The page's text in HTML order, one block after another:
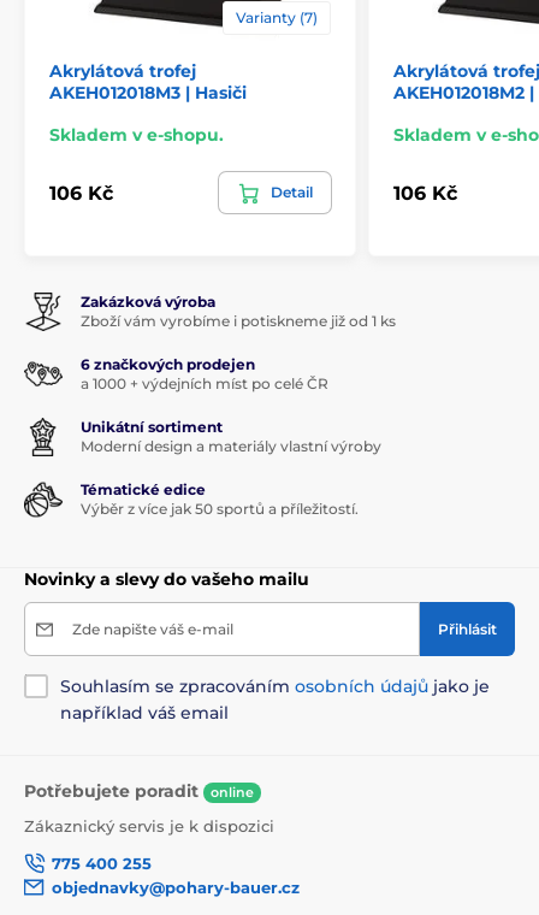
Varianty (7)
Akrylátová trofej
AKEH012018M3 | Hasiči
Skladem v e-shopu.
106 Kč Detail
Akrylátová trofej
AKEH012018M2
Skladem v e-
106 Kč
Zakázková výroba
Zboží vám vyrobíme i potiskneme již od 1 ks
6 značkových prodejen
a 1000 + výdejních míst po celé ČR
Unikátní sortiment
Moderní design a materiály vlastní výroby
Tématické edice
Výběr z více jak 50 sportů a příležitostí.
Novinky a slevy do vašeho mailu
Zde napište váš e-mail Přihlásit
Souhlasím se zpracováním osobních údajů jako je
například váš email
Potřebujete poradit online
Zákaznický servis je k dispozici
775 400 255
objednavky@pohary-bauer.cz